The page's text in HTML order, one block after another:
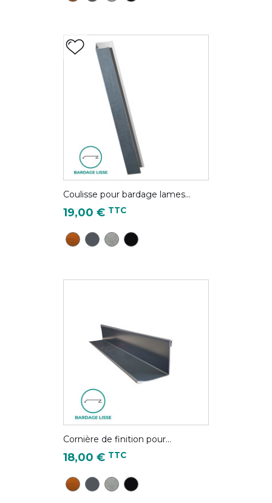
Coulisse pour bardage lames...
Prix
19,00 € TTC
CD28 - Chêne Doré
Gris Anthracite - RAL 7016
Gris antique - Couleur Zinc
Noir foncé - RAL 9005
Cornière de finition pour...
Prix
18,00 € TTC
CD28 - Chêne Doré
Gris Anthracite - RAL 7016
Gris antique - Couleur Zinc
Noir foncé - RAL 9005